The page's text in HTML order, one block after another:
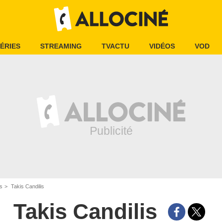
STREAMING TVACTU VIDÉOS VOD
Takis Candilis
Takis Candilis